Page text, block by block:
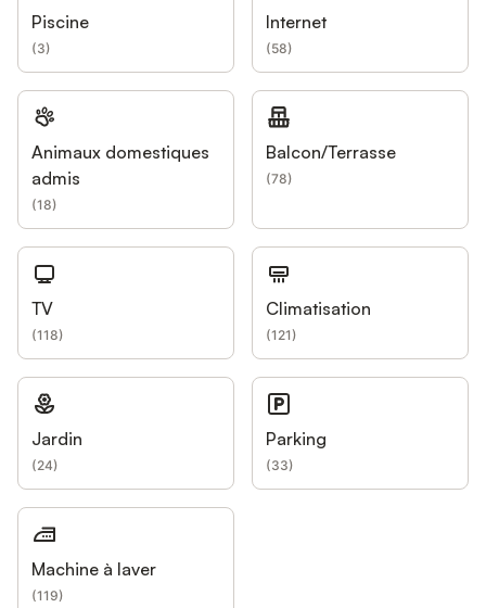
Piscine
(3)
Internet
(58)
Animaux domestiques
admis
(18)
Balcon/Terrasse
(78)
TV
(118)
Climatisation
(121)
Jardin
(24)
Parking
(33)
Machine à laver
(119)